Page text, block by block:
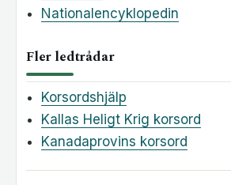
Nationalencyklopedin
Fler ledtrådar
Korsordshjälp
Kallas Heligt Krig korsord
Kanadaprovins korsord